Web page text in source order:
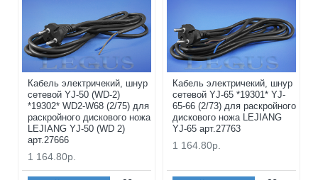
Кабель электричекий, шнур
сетевой YJ-50 (WD-2)
*19302* WD2-W68 (2/75) для
раскройного дискового ножа
LEJIANG YJ-50 (WD 2)
арт.27666
1 164.80р.
Кабель электричекий, шнур
сетевой YJ-65 *19301* YJ-
65-66 (2/73) для раскройного
дискового ножа LEJIANG
YJ-65 арт.27763
1 164.80р.